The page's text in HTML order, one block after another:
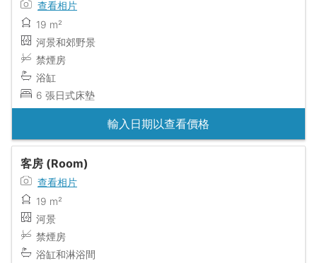
查看相片
19 m²
河景和郊野景
禁煙房
浴缸
6 張日式床墊
輸入日期以查看價格
客房 (Room)
查看相片
19 m²
河景
禁煙房
浴缸和淋浴間